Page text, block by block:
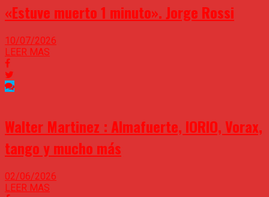
«Estuve muerto 1 minuto». Jorge Rossi
10/07/2026
LEER MAS
Walter Martinez : Almafuerte, IORIO, Vorax,
tango y mucho más
02/06/2026
LEER MAS